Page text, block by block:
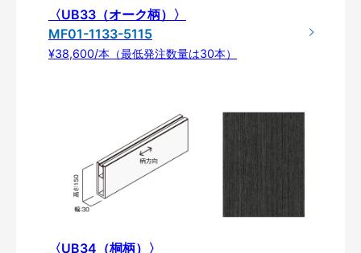
〈UB33（オーク柄）〉
MF01-1133-5115
¥38,600/本（最低発注数量は30本）
〈UB34（桐柄）〉